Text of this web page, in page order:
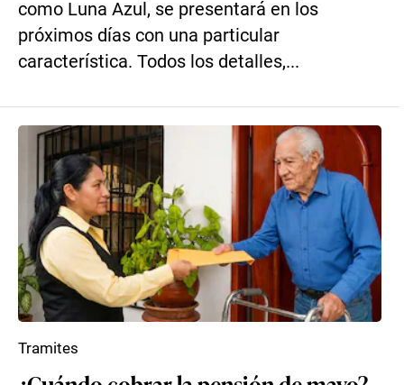
como Luna Azul, se presentará en los
próximos días con una particular
característica. Todos los detalles,...
Tramites